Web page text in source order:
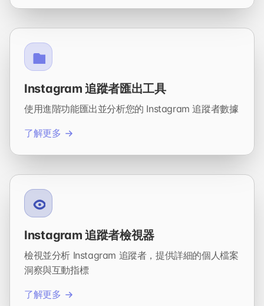
Instagram 追蹤者匯出工具
使用進階功能匯出並分析您的 Instagram 追蹤者數據
了解更多
Instagram 追蹤者檢視器
檢視並分析 Instagram 追蹤者，提供詳細的個人檔案
洞察與互動指標
了解更多